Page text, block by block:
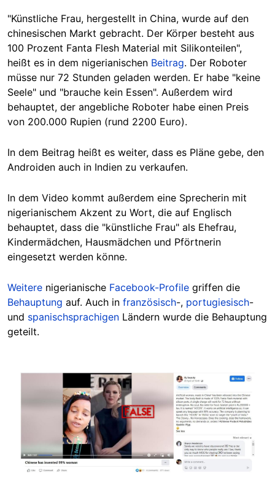
"Künstliche Frau, hergestellt in China, wurde auf den
chinesischen Markt gebracht. Der Körper besteht aus
100 Prozent Fanta Flesh Material mit Silikonteilen",
heißt es in dem nigerianischen Beitrag. Der Roboter
müsse nur 72 Stunden geladen werden. Er habe "keine
Seele" und "brauche kein Essen". Außerdem wird
behauptet, der angebliche Roboter habe einen Preis
von 200.000 Rupien (rund 2200 Euro).
In dem Beitrag heißt es weiter, dass es Pläne gebe, den
Androiden auch in Indien zu verkaufen.
In dem Video kommt außerdem eine Sprecherin mit
nigerianischem Akzent zu Wort, die auf Englisch
behauptet, dass die "künstliche Frau" als Ehefrau,
Kindermädchen, Hausmädchen und Pförtnerin
eingesetzt werden könne.
Weitere nigerianische Facebook-Profile griffen die
Behauptung auf. Auch in französisch-, portugiesisch-
und spanischsprachigen Ländern wurde die Behauptung
geteilt.